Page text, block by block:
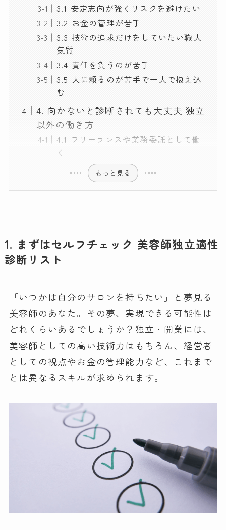
3.1 安定志向が強くリスクを避けたい
3.2 お金の管理が苦手
3.3 技術の追求だけをしていたい職人
気質
3.4 責任を負うのが苦手
3.5 人に頼るのが苦手で一人で抱え込
む
4. 向かないと診断されても大丈夫 独立
以外の働き方
4.1 フリーランスや業務委託として働
く
もっと見る
1. まずはセルフチェック 美容師独立適性
診断リスト
「いつかは自分のサロンを持ちたい」と夢見る
美容師のあなた。その夢、実現できる可能性は
どれくらいあるでしょうか？独立・開業には、
美容師としての高い技術力はもちろん、経営者
としての視点やお金の管理能力など、これまで
とは異なるスキルが求められます。